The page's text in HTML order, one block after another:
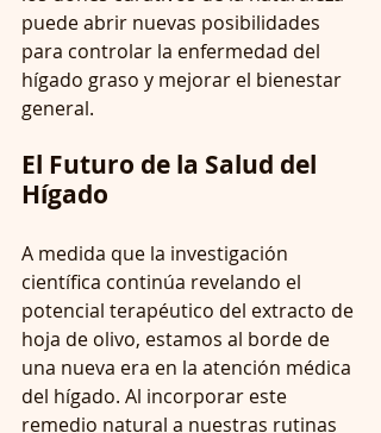
puede abrir nuevas posibilidades
para controlar la enfermedad del
hígado graso y mejorar el bienestar
general.
El Futuro de la Salud del
Hígado
A medida que la investigación
científica continúa revelando el
potencial terapéutico del extracto de
hoja de olivo, estamos al borde de
una nueva era en la atención médica
del hígado. Al incorporar este
remedio natural a nuestras rutinas